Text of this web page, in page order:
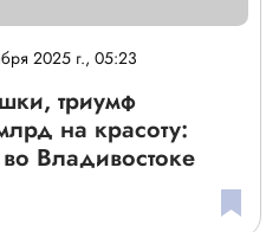
2025 г., 05:23
триумф
на красоту:
Владивостоке